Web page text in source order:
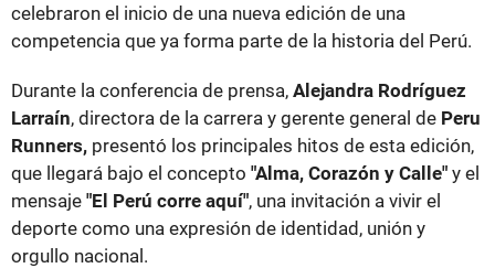
celebraron el inicio de una nueva edición de una
competencia que ya forma parte de la historia del Perú.
Durante la conferencia de prensa, Alejandra Rodríguez
Larraín, directora de la carrera y gerente general de Peru
Runners, presentó los principales hitos de esta edición,
que llegará bajo el concepto "Alma, Corazón y Calle" y el
mensaje "El Perú corre aquí", una invitación a vivir el
deporte como una expresión de identidad, unión y
orgullo nacional.